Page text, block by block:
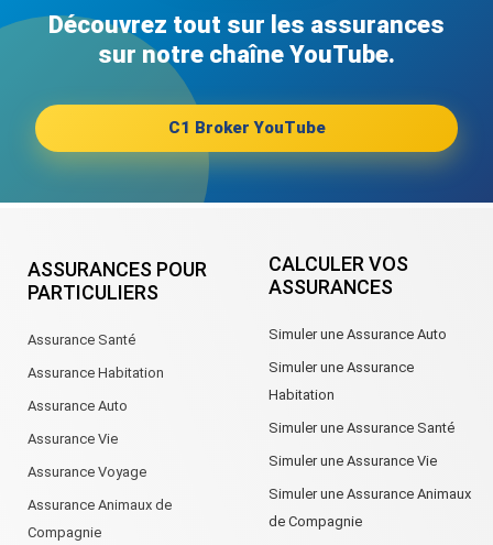
Découvrez tout sur les assurances
sur notre chaîne YouTube.
C1 Broker YouTube
ASSURANCES POUR
PARTICULIERS
Assurance Santé
Assurance Habitation
Assurance Auto
Assurance Vie
Assurance Voyage
Assurance Animaux de
Compagnie
CALCULER VOS
ASSURANCES
Simuler une Assurance Auto
Simuler une Assurance
Habitation
Simuler une Assurance Santé
Simuler une Assurance Vie
Simuler une Assurance Animaux
de Compagnie